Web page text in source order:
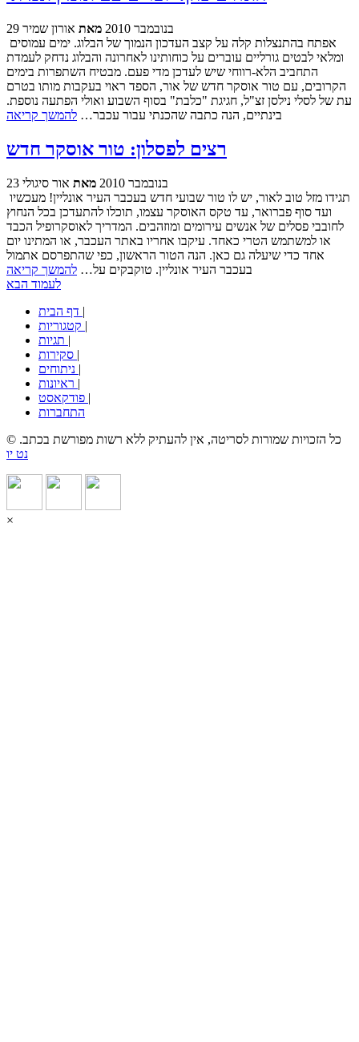
29 בנובמבר 2010 מאת אורון שמיר
ומלאי לבטים גורליים עוברים על כוחותינו לאחרונה והבלוג נדחק לעמדת
התחביב הלא-רווחי שיש לעדכן מדי פעם. מבטיח השתפרות בימים
הקרובים, עם טור אוסקר חדש של אור, הספד ראוי בעקבות מותו בטרם
עת של לסלי נילסן זצ"ל, חגיגת "כלבת" בסוף השבוע ואולי הפתעה נוספת.
בינתיים, הנה כתבה שהכנתי עבור עכבר… להמשך קריאה
רצים לפסלון: טור אוסקר חדש
23 בנובמבר 2010 מאת אור סיגולי
ועד סוף פברואר, עד טקס האוסקר עצמו, תוכלו להתעדכן בכל הנחוץ
לחובבי פסלים של אנשים עירומים ומוזהבים. המדריך לאוסקרופיל הכבד
או למשתמש הטרי כאחד. עיקבו אחריו באתר העכבר, או המתינו יום
אחד כדי שיעלה גם כאן. הנה הטור הראשון, כפי שהתפרסם אתמול
בעכבר העיר אונליין. טוקבקים על… להמשך קריאה
לעמוד הבא
|
|
|
|
|
|
|
התחברות
© כל הזכויות שמורות לסריטה, אין להעתיק ללא רשות מפורשת בכתב.
נט יו
×